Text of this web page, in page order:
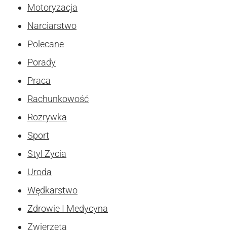
Motoryzacja
Narciarstwo
Polecane
Porady
Praca
Rachunkowość
Rozrywka
Sport
Styl Zycia
Uroda
Wędkarstwo
Zdrowie I Medycyna
Zwierzęta